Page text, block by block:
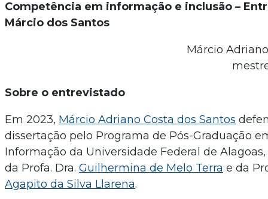
Competência em informação e inclusão –
Márcio dos Santos
Márcio
Sobre o entrevistado
Em 2023, Márcio Adriano Costa dos Santos
dissertação pelo Programa de Pós-Graduação
Informação da Universidade Federal de
da Profa. Dra. Guilhermina de Melo Terra e da
Agapito da Silva Llarena.